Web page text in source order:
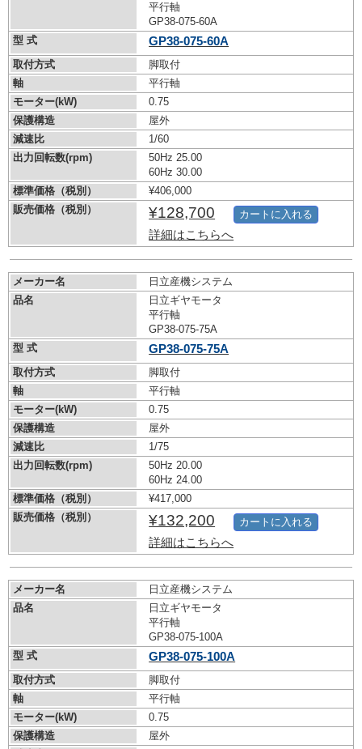
平行軸
GP38-075-60A
型 式
GP38-075-60A
取付方式
脚取付
軸
平行軸
モーター(kW)
0.75
保護構造
屋外
減速比
1/60
出力回転数(rpm)
50Hz 25.00
60Hz 30.00
標準価格（税別）
¥406,000
販売価格（税別）
¥128,700
詳細はこちらへ
カートに入れる
メーカー名
日立産機システム
品名
日立ギヤモータ
平行軸
GP38-075-75A
型 式
GP38-075-75A
取付方式
脚取付
軸
平行軸
モーター(kW)
0.75
保護構造
屋外
減速比
1/75
出力回転数(rpm)
50Hz 20.00
60Hz 24.00
標準価格（税別）
¥417,000
販売価格（税別）
¥132,200
詳細はこちらへ
カートに入れる
メーカー名
日立産機システム
品名
日立ギヤモータ
平行軸
GP38-075-100A
型 式
GP38-075-100A
取付方式
脚取付
軸
平行軸
モーター(kW)
0.75
保護構造
屋外